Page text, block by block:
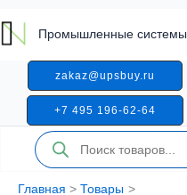
к
содержимому
Промышленные системы
zakaz@upsbuy.ru
+7 495 196-62-64
Поиск
товаров
Главная
Товары